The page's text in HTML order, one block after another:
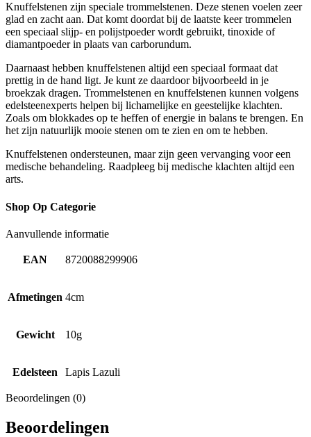
Knuffelstenen zijn speciale trommelstenen. Deze stenen voelen zeer
glad en zacht aan. Dat komt doordat bij de laatste keer trommelen
een speciaal slijp- en polijstpoeder wordt gebruikt, tinoxide of
diamantpoeder in plaats van carborundum.
Daarnaast hebben knuffelstenen altijd een speciaal formaat dat
prettig in de hand ligt. Je kunt ze daardoor bijvoorbeeld in je
broekzak dragen. Trommelstenen en knuffelstenen kunnen volgens
edelsteenexperts helpen bij lichamelijke en geestelijke klachten.
Zoals om blokkades op te heffen of energie in balans te brengen. En
het zijn natuurlijk mooie stenen om te zien en om te hebben.
Knuffelstenen ondersteunen, maar zijn geen vervanging voor een
medische behandeling. Raadpleeg bij medische klachten altijd een
arts.
Shop Op Categorie
Aanvullende informatie
EAN 8720088299906
Afmetingen 4cm
Gewicht 10g
Edelsteen Lapis Lazuli
Beoordelingen (0)
Beoordelingen